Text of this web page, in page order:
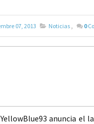
07, 2013 Noticias , 0
anuncia el